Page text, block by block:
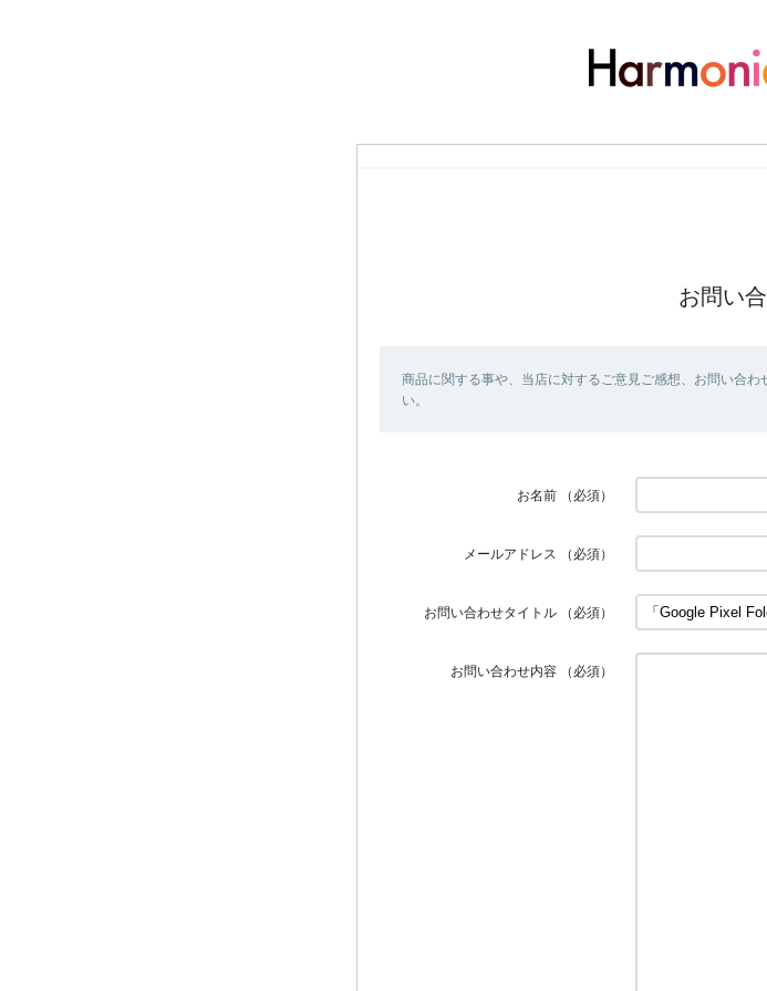
お問い
商品に関する事や、当店に対するご意見ご感想、お問い合
い。
お名前 （必須）
メールアドレス （必須）
お問い合わせタイトル （必須）
お問い合わせ内容 （必須）